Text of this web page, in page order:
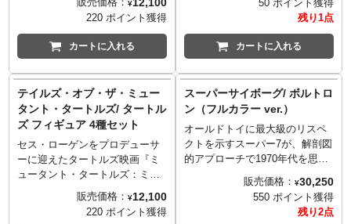
『ミュータント・タートルズ：
ミュータント・パニック！』の
レオナルド、ラファエロ、ミケ
ランジェロ、ドナテロのベーシ
アニメシリーズも楽しみな中、
しっかりと基本の4匹を抑えてお
きたい貴方にオススメです！
※パッケージは輸送用となりま
すため、多少の傷やダメージが
ある場合もございます。
¥
220 ポイント獲得
カートに入れる
者から異次元人までやってく
る！世界征服を企む悪のシュレ
ッダーの暗躍もまだまだ続く！
迎え撃つのは硬い決意と甲羅を
タートルズ！チャンネル6のレポ
ーター、エイプリルがタートル
ズの知られざる戦いに迫る！テ
レビ放送当時は出会えなかった
ワルモノとの対決に胸踊る傑作
コミック、第3巻が堂々登場！
50 ポイント獲得
残り1点
カートに入れる
テイルズ・オブ・ザ・ミュー
タント・タートルズ/ タートル
ズ フィギュア 4種セット
セス・ローゲンをプロデューサ
ーに迎えたタートルズ映画『ミ
ュータント・タートルズ：ミュ
ータント・パニック！』と2026
年公開予定の新作映画の間の物
語として位置付けられている、
販売価格： ¥12,100
220 ポイント獲得
スーパーサイボーグ/ ボルトロ
ン（フルカラー ver.）
オールドトイに最大級のリスペ
クトを示すスーパー7が、解剖図
的アプローチで1970年代を思い
起させる、30センチ級のサイズ
で、取り外し可能な表面パネル
パーツを使用し内部構造を覗け
る夢いっぱいな「スーパーサイ
販売価格： ¥30,250
550 ポイント獲得
残り2点